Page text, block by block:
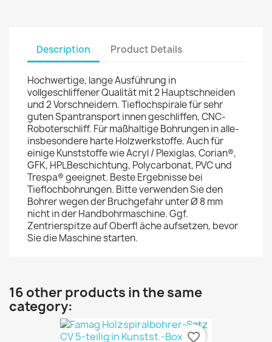
Description Product Details
Hochwertige, lange Ausführung in
vollgeschliffener Qualität mit 2 Hauptschneiden
und 2 Vorschneidern. Tieflochspirale für sehr
guten Spantransport innen geschliffen, CNC-
Roboterschliff. Für maßhaltige Bohrungen in alle-
insbesondere harte Holzwerkstoffe. Auch für
einige Kunststoffe wie Acryl / Plexiglas, Corian®,
GFK, HPLBeschichtung, Polycarbonat, PVC und
Trespa® geeignet. Beste Ergebnisse bei
Tieflochbohrungen. Bitte verwenden Sie den
Bohrer wegen der Bruchgefahr unter Ø 8 mm
nicht in der Handbohrmaschine. Ggf.
Zentrierspitze auf Oberfl äche aufsetzen, bevor
Sie die Maschine starten.
16 other products in the same
category:
favorite_border